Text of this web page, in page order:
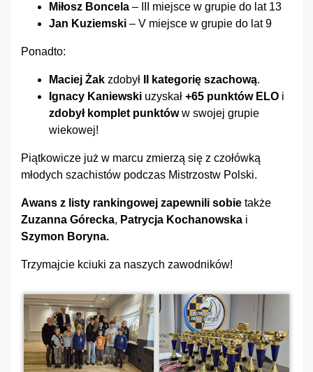
Miłosz Boncela – III miejsce w grupie do lat 13
Jan Kuziemski – V miejsce w grupie do lat 9
Ponadto:
Maciej Żak zdobył II kategorię szachową.
Ignacy Kaniewski uzyskał +65 punktów ELO i
zdobył komplet punktóww swojej grupie
wiekowej!
Piątkowicze już w marcu zmierzą się z czołówką
młodych szachistów podczas Mistrzostw Polski.
Awans z listy rankingowej zapewnili sobie także
Zuzanna Górecka, Patrycja Kochanowska i
Szymon Boryna.
Trzymajcie kciuki za naszych zawodników!